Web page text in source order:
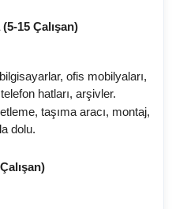
15 Çalışan)
ofis mobilyaları,
hatları, arşivler.
taşıma aracı, montaj,
dolu.